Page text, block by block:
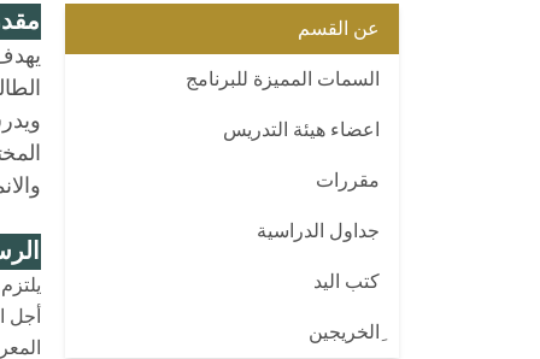
عن القسم
السمات المميزة للبرنامج
اعضاء هيئة التدريس
مقررات
جداول الدراسية
كتب اليد
ِالخريجين
أجل